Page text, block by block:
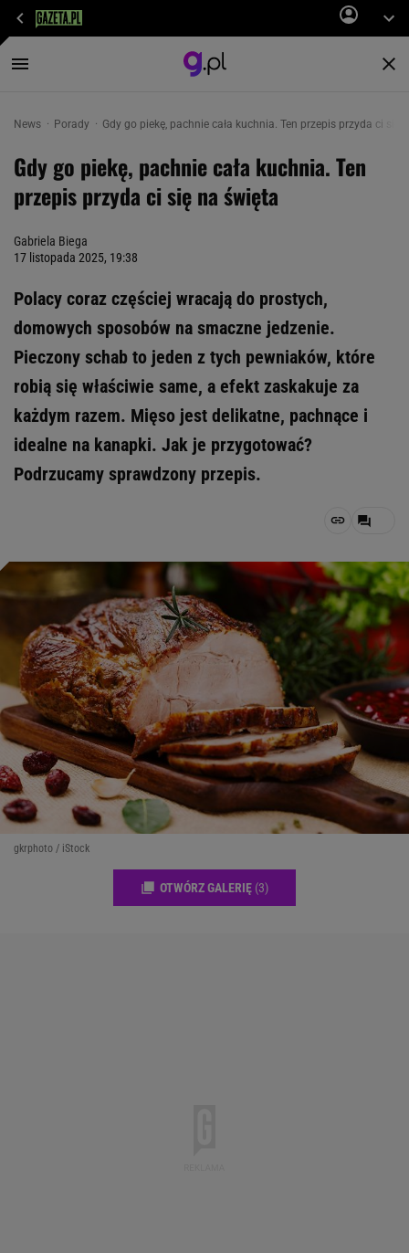
News Porady Gdy go piekę, pachnie cała kuchnia. Ten przepis przyda ci się
Gdy go piekę, pachnie cała kuchnia. Ten
przepis przyda ci się na święta
Gabriela Biega
17 listopada 2025, 19:38
Polacy coraz częściej wracają do prostych,
domowych sposobów na smaczne jedzenie.
Pieczony schab to jeden z tych pewniaków, które
robią się właściwie same, a efekt zaskakuje za
każdym razem. Mięso jest delikatne, pachnące i
idealne na kanapki. Jak je przygotować?
Podrzucamy sprawdzony przepis.
gkrphoto / iStock
OTWÓRZ GALERIĘ (3)